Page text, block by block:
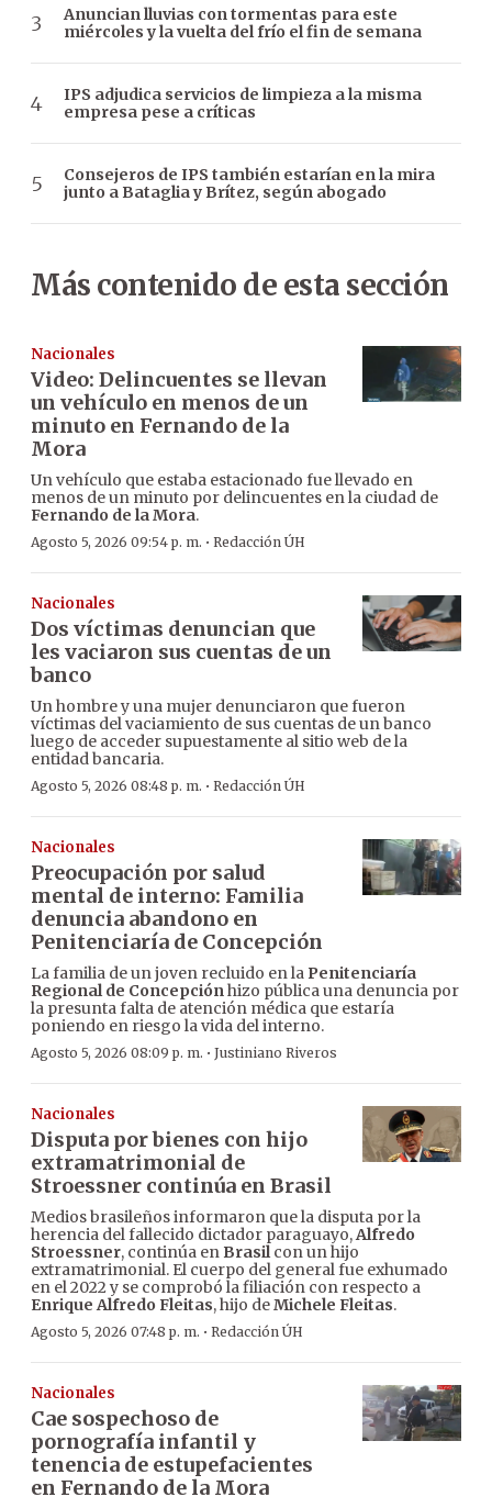
Anuncian lluvias con tormentas para este
miércoles y la vuelta del frío el fin de semana
IPS adjudica servicios de limpieza a la misma
empresa pese a críticas
Consejeros de IPS también estarían en la mira
junto a Bataglia y Brítez, según abogado
Más contenido de esta sección
Nacionales
Video: Delincuentes se llevan
un vehículo en menos de un
minuto en Fernando de la
Mora
Un vehículo que estaba estacionado fue llevado en
menos de un minuto por delincuentes en la ciudad de
Fernando de la Mora.
Agosto 5, 2026 09:54 p. m. · Redacción ÚH
Nacionales
Dos víctimas denuncian que
les vaciaron sus cuentas de un
banco
Un hombre y una mujer denunciaron que fueron
víctimas del vaciamiento de sus cuentas de un banco
luego de acceder supuestamente al sitio web de la
entidad bancaria.
Agosto 5, 2026 08:48 p. m. · Redacción ÚH
Nacionales
Preocupación por salud
mental de interno: Familia
denuncia abandono en
Penitenciaría de Concepción
La familia de un joven recluido en la Penitenciaría
Regional de Concepciónhizo pública una denuncia por
la presunta falta de atención médica que estaría
poniendo en riesgo la vida del interno.
Agosto 5, 2026 08:09 p. m. · Justiniano Riveros
Nacionales
Disputa por bienes con hijo
extramatrimonial de
Stroessner continúa en Brasil
Medios brasileños informaron que la disputa por la
herencia del fallecido dictador paraguayo,Alfredo
Stroessner, continúa en Brasilcon un hijo
extramatrimonial. El cuerpo del general fue exhumado
en el 2022 y se comprobó la filiación con respecto a
Enrique Alfredo Fleitas, hijo deMichele Fleitas.
Agosto 5, 2026 07:48 p. m. · Redacción ÚH
Nacionales
Cae sospechoso de
pornografía infantil y
tenencia de estupefacientes
en Fernando de la Mora